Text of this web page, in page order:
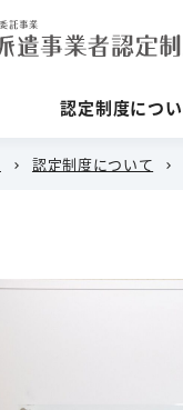
認定制度につ
chevron_right 認定制度について chevron_right